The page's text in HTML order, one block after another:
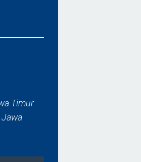
Timur
Jawa